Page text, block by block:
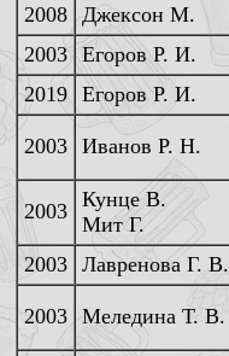
2008 Джексон М.
2003 Егоров Р. И.
2019 Егоров Р. И.
2003 Иванов Р. Н.
2003 Кунце В.
Мит Г.
2003 Лавренова Г. В.
2003 Меледина Т. В.